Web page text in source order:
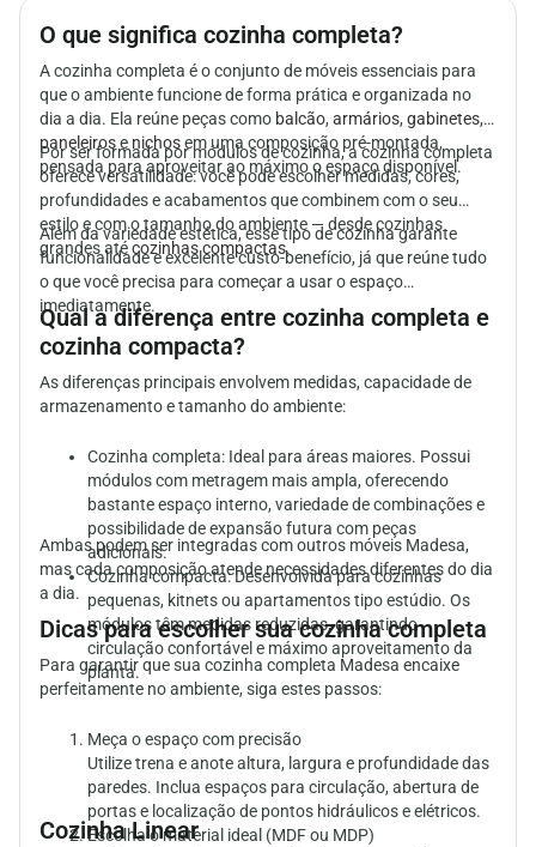
O que significa cozinha completa?
A cozinha completa é o conjunto de móveis essenciais para
que o ambiente funcione de forma prática e organizada no
dia a dia. Ela reúne peças como balcão, armários, gabinetes,
paneleirose nichosem uma composição pré-montada,
pensada para aproveitar ao máximo o espaço disponível.
Por ser formada pormódulos de cozinha, a cozinha completa
oferece versatilidade: você pode escolher medidas, cores,
profundidades e acabamentos que combinem com o seu
estilo e com o tamanho do ambiente — desde cozinhas
grandes atécozinhas compactas.
Além da variedade estética, esse tipo de cozinha garante
funcionalidade e excelente custo-benefício, já que reúne tudo
o que você precisa para começar a usar o espaço
imediatamente.
Qual a diferença entre cozinha completa e
cozinha compacta?
As diferenças principais envolvem medidas, capacidade de
armazenamento e tamanho do ambiente:
Cozinha completa: Ideal para áreas maiores. Possui
módulos com metragem mais ampla, oferecendo
bastante espaço interno, variedade de combinações e
possibilidade de expansão futura com peças
adicionais.
Cozinha compacta:Desenvolvida para cozinhas
pequenas, kitnets ou apartamentos tipo estúdio. Os
módulos têm medidas reduzidas, garantindo
circulação confortável e máximo aproveitamento da
planta.
Ambas podem ser integradas com outros móveis Madesa,
mas cada composição atende necessidades diferentes do dia
a dia.
Dicas para escolher sua cozinha completa
Para garantir que sua cozinha completa Madesa encaixe
perfeitamente no ambiente, siga estes passos:
Meça o espaço com precisão
Utilize trena e anote altura, largura e profundidade das
paredes. Inclua espaços para circulação, abertura de
portas e localização de pontos hidráulicos e elétricos.
Escolha o material ideal (MDF ou MDP)
Cozinha Linear